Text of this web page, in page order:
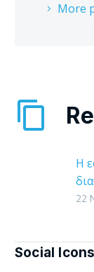
More
Η
Η
22
Social Icons